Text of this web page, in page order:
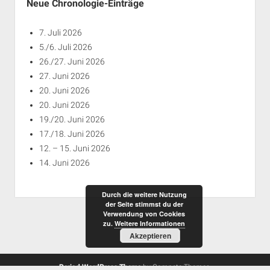
Neue Chronologie-Einträge
7. Juli 2026
5./6. Juli 2026
26./27. Juni 2026
27. Juni 2026
20. Juni 2026
20. Juni 2026
19./20. Juni 2026
17./18. Juni 2026
12. – 15. Juni 2026
14. Juni 2026
Period WordPress Themeby Compete Themes.
Durch die weitere Nutzung
der Seite stimmst du der
Verwendung von Cookies
zu. Weitere Informationen
Akzeptieren